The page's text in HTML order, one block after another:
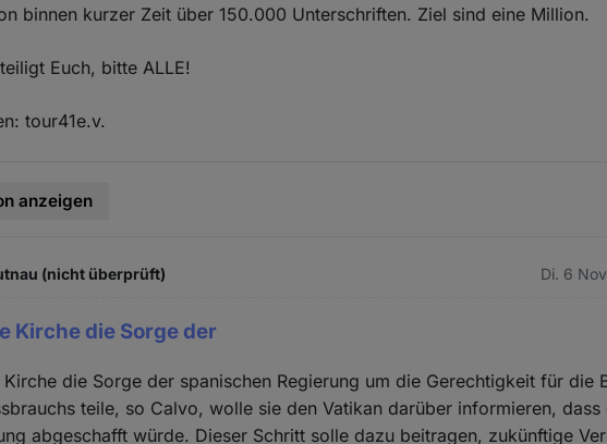
binnen kurzer Zeit über 150.000 Unterschriften. Ziel sind eine Million.
Euch, bitte ALLE!
tour41e.v.
anzeigen
(nicht überprüft) Di. 6
Kirche die Sorge der
die Sorge der spanischen Regierung um die Gerechtigkeit für die
teile, so Calvo, wolle sie den Vatikan darüber informieren, dass
abgeschafft würde. Dieser Schritt solle dazu beitragen, zukünftige